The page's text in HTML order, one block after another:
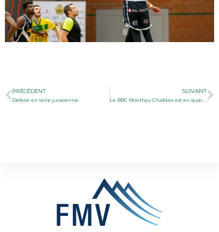
PRÉCÉDENT
Défaite en terre jurasienne
SUIVANT
Le BBC Monthey-Chablais est en quarantaine